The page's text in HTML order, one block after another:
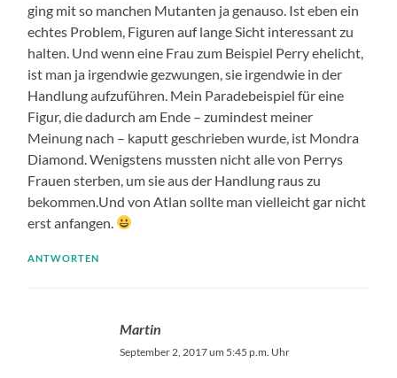
ging mit so manchen Mutanten ja genauso. Ist eben ein
echtes Problem, Figuren auf lange Sicht interessant zu
halten. Und wenn eine Frau zum Beispiel Perry ehelicht,
ist man ja irgendwie gezwungen, sie irgendwie in der
Handlung aufzuführen. Mein Paradebeispiel für eine
Figur, die dadurch am Ende – zumindest meiner
Meinung nach – kaputt geschrieben wurde, ist Mondra
Diamond. Wenigstens mussten nicht alle von Perrys
Frauen sterben, um sie aus der Handlung raus zu
bekommen.Und von Atlan sollte man vielleicht gar nicht
erst anfangen.
ANTWORTEN
Martin
September 2, 2017 um 5:45 p.m. Uhr